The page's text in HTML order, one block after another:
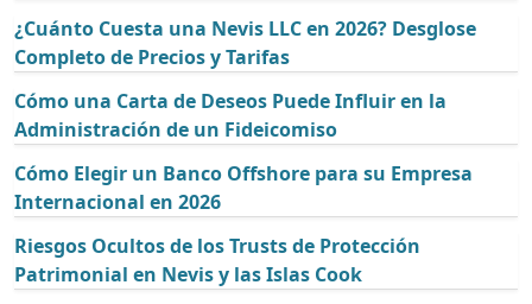
¿Cuánto Cuesta una Nevis LLC en 2026? Desglose
Completo de Precios y Tarifas
Cómo una Carta de Deseos Puede Influir en la
Administración de un Fideicomiso
Cómo Elegir un Banco Offshore para su Empresa
Internacional en 2026
Riesgos Ocultos de los Trusts de Protección
Patrimonial en Nevis y las Islas Cook